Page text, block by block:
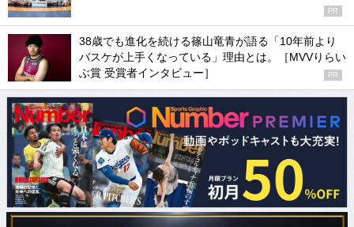
PR
38歳でも進化を続ける篠山竜青が語る「10年前より
バスケが上手くなっている」理由とは。［MVVりらい
ぶ賞 受賞者インタビュー］
PR